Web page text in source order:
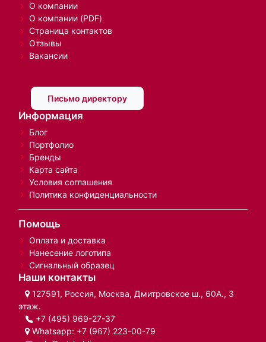
О компании
О компании (PDF)
Страница контактов
Отзывы
Вакансии
Письмо директору
Информация
Блог
Портфолио
Бренды
Карта сайта
Условия соглашения
Политика конфиденциальности
Помощь
Оплата и доставка
Нанесение логотипа
Сигнальный образец
Наши контакты
127591, Россия, Москва, Дмитровское ш., 60А., 3
этаж.
+7 (495) 969-27-37
Whatsapp: +7 (967) 223-00-79